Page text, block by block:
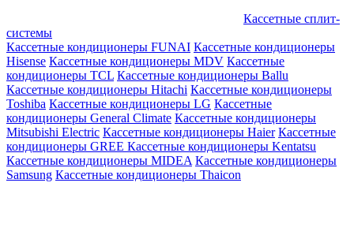
Кассетные сплит-
системы
Кассетные кондиционеры FUNAI Кассетные кондиционеры
Hisense Кассетные кондиционеры MDV Кассетные
кондиционеры TCL Кассетные кондиционеры Ballu
Кассетные кондиционеры Hitachi Кассетные кондиционеры
Toshiba Кассетные кондиционеры LG Кассетные
кондиционеры General Climate Кассетные кондиционеры
Mitsubishi Electric Кассетные кондиционеры Haier Кассетные
кондиционеры GREE Кассетные кондиционеры Kentatsu
Кассетные кондиционеры MIDEA Кассетные кондиционеры
Samsung Кассетные кондиционеры Thaicon